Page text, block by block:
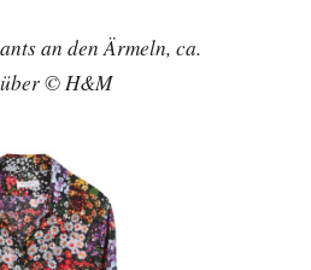
an den Ärmeln, ca.
© H&M